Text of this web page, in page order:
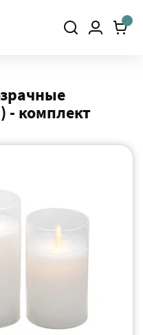
- комплект